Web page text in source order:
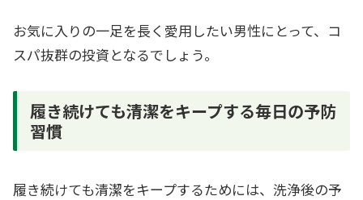
お気に入りの一足を長く愛用したい男性にとって、コ
スパ抜群の投資となるでしょう。
履き続けても清潔をキープする毎日の予防
習慣
履き続けても清潔をキープするためには、洗浄後の予